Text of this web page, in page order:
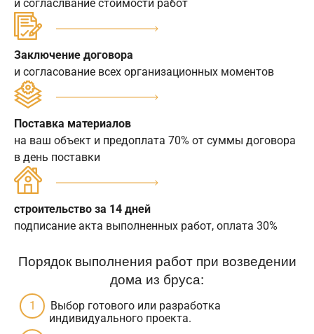
и согласлвание стоимости работ
Заключение договора
и согласование всех организационных моментов
Поставка материалов
на ваш объект и предоплата 70% от суммы договора
в день поставки
строительство за 14 дней
подписание акта выполненных работ, оплата 30%
Порядок выполнения работ при возведении
дома из бруса:
Выбор готового или разработка
индивидуального проекта.